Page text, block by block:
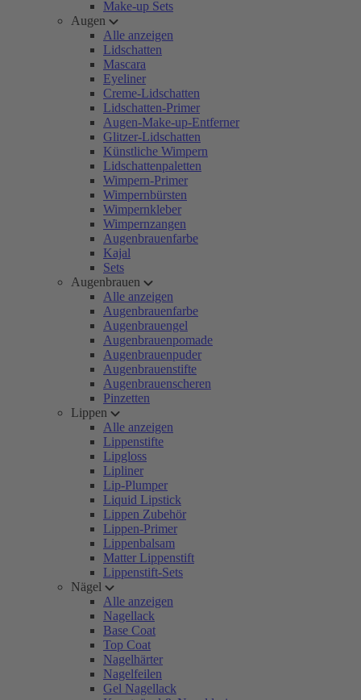
Make-up Sets
Augen
Alle anzeigen
Lidschatten
Mascara
Eyeliner
Creme-Lidschatten
Lidschatten-Primer
Augen-Make-up-Entferner
Glitzer-Lidschatten
Künstliche Wimpern
Lidschattenpaletten
Wimpern-Primer
Wimpernbürsten
Wimpernkleber
Wimpernzangen
Augenbrauenfarbe
Kajal
Sets
Augenbrauen
Alle anzeigen
Augenbrauenfarbe
Augenbrauengel
Augenbrauenpomade
Augenbrauenpuder
Augenbrauenstifte
Augenbrauenscheren
Pinzetten
Lippen
Alle anzeigen
Lippenstifte
Lipgloss
Lipliner
Lip-Plumper
Liquid Lipstick
Lippen Zubehör
Lippen-Primer
Lippenbalsam
Matter Lippenstift
Lippenstift-Sets
Nägel
Alle anzeigen
Nagellack
Base Coat
Top Coat
Nagelhärter
Nagelfeilen
Gel Nagellack